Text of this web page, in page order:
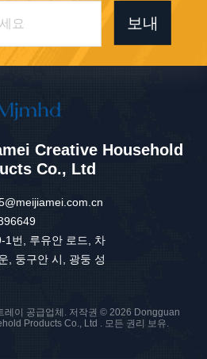
보내
Creative Household
Co., Ltd
1번, 루유안 로드, 차
, 둥구안 시, 광둥 성
레이 공급업체. 저작권 © 2026 Dongguan
Products Co., Ltd . 모든 권리 보유.